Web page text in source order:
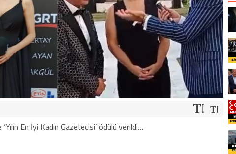
En İyi Kadın Gazetecisi’ ödülü verildi…